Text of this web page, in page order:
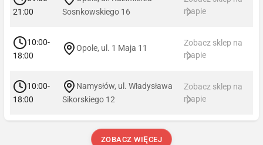
21:00
Sosnkowskiego 16
mapie
10:00-
18:00
Opole, ul. 1 Maja 11
Zobacz sklep na
mapie
10:00-
18:00
Namysłów, ul. Władysława
Sikorskiego 12
Zobacz sklep na
mapie
ZOBACZ WIĘCEJ